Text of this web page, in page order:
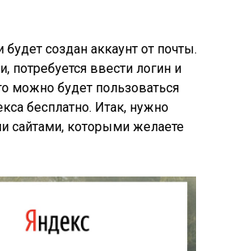
будет создан аккаунт от почты.
потребуется ввести логин и
можно будет пользоваться
бесплатно. Итак, нужно
сайтами, которыми желаете